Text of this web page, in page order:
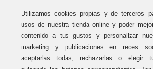
Guía de compra Devolución
Haz tus
Utilizamos cookies propias y de terceros
usos de nuestra tienda online y poder
contenido a tus gustos y personalizar
marketing y publicaciones en redes
aceptarlas todas, rechazarlas o elegir